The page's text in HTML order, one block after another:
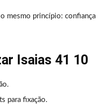
mesmo princípio: confiança
Isaias 41 10
para fixação.